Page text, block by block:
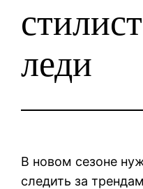
леди
В новом сезоне
следить за